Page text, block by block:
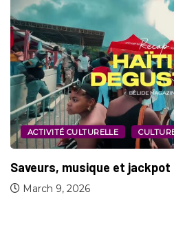
ACTIVITÉ CULTURELLE
Une Première réussie pour
May 3, 2025